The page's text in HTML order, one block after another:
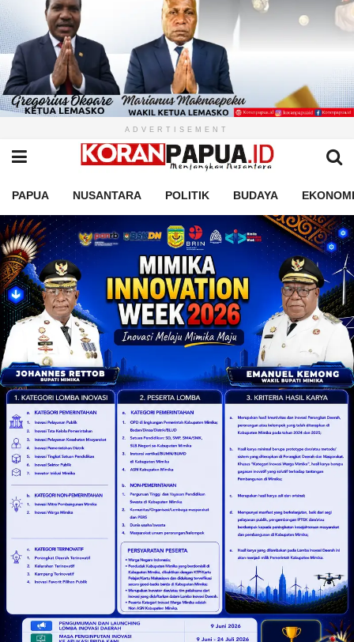
ADVERTISEMENT
PAPUA NUSANTARA POLITIK BUDAYA EKONOMI